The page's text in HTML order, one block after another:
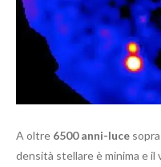
A oltre 6500 anni-luce
densità stellare è minima e